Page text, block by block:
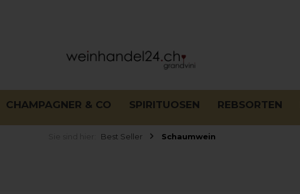
CHAMPAGNER & CO SPIRITUOSEN REBSORTEN
Best Seller Schaumwein